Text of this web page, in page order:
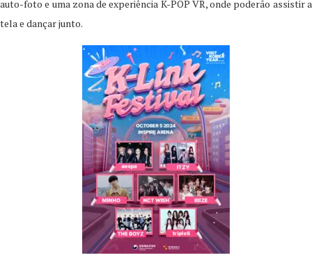
auto-foto e uma zona de experiência K-POP VR, onde poderão assistir a
tela e dançar junto.